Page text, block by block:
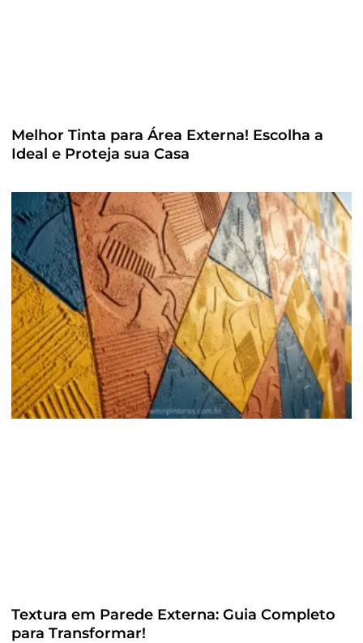
Melhor Tinta para Área Externa! Escolha a
Ideal e Proteja sua Casa
Textura em Parede Externa: Guia Completo
para Transformar!